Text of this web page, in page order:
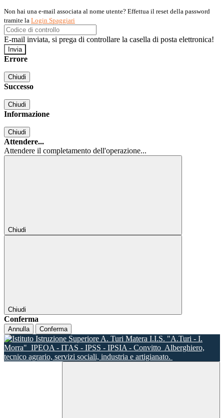
Non hai una e-mail associata al nome utente? Effettua il reset della password
tramite la Login Spaggiari
E-mail inviata, si prega di controllare la casella di posta elettronica!
Errore
Chiudi
Successo
Chiudi
Informazione
Chiudi
Attendere...
Attendere il completamento dell'operazione...
Chiudi
Chiudi
Conferma
Annulla Conferma
I.I.S. "A.Turi - I.
Morra" IPEOA - ITAS - IPSS - IPSIA - Convitto Alberghiero,
tecnico agrario, servizi sociali, industria e artigianato.